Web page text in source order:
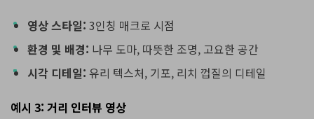
영상 스타일: 3인칭 매크로 시점
환경 및 배경: 나무 도마, 따뜻한 조명, 고요한 공간
시각 디테일: 유리 텍스처, 기포, 리치 껍질의 디테일
예시 3: 거리 인터뷰 영상